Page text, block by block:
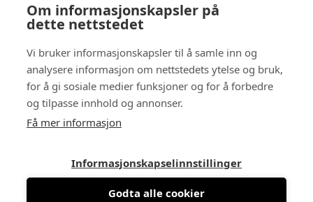
Om informasjonskapsler på
dette nettstedet
Vi bruker informasjonskapsler til å samle inn og
analysere informasjon om nettstedets ytelse og bruk,
for å gi sosiale medier funksjoner og for å forbedre
og tilpasse innhold og annonser.
Få mer informasjon
Informasjonskapselinnstillinger
Godta alle cookier
Følg oss i sosiale medier